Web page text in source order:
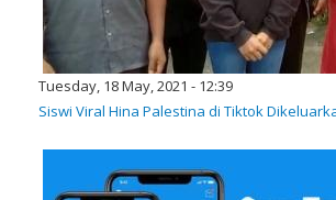
Tuesday, 18 May, 2021 - 12:39
Siswi Viral Hina Palestina di Tiktok